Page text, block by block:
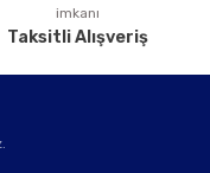
imkanı
Taksitli Alışveriş